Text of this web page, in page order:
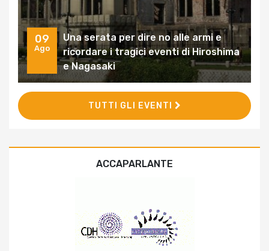
09
Ago
Una serata per dire no alle armi e
ricordare i tragici eventi di Hiroshima
e Nagasaki
TUTTI GLI EVENTI
ACCAPARLANTE